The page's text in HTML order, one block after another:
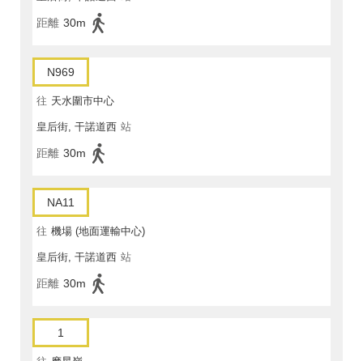
距離 30m
N969
往 天水圍市中心
皇后街, 干諾道西 站
距離 30m
NA11
往 機場 (地面運輸中心)
皇后街, 干諾道西 站
距離 30m
1